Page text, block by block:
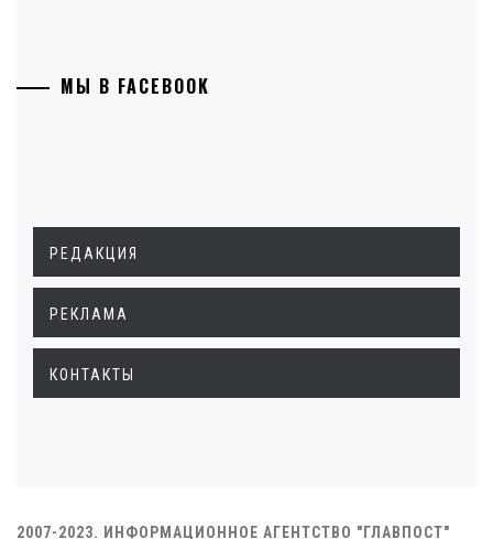
МЫ В FACEBOOK
РЕДАКЦИЯ
РЕКЛАМА
КОНТАКТЫ
2007-2023. ИНФОРМАЦИОННОЕ АГЕНТСТВО "ГЛАВПОСТ"